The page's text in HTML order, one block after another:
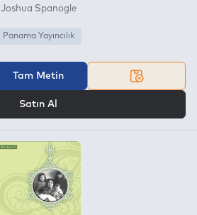
Joshua Spanogle
Panama Yayıncılık
Tam Metin
Satın Al